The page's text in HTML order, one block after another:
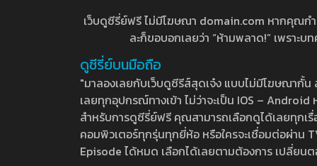
เว็บดูซีรี่ย์ฟรี ไม่มีโฆษณา domain.com หากคุณก
ละก็ขอบอกเลยว่า “ห้ามพลาด!” เพราะ
ดูซีรี่ย์บนมือถือ
"มาลองเลยกับเว็บดูซีรีส์สุดเจ๋ง แบบไม่มีโฆษณากั้
เลยทุกอุปกรณ์ทางเข้า ไม่ว่าจะเป็น IOS –
สำหรับการดูซีรี่ย์ฟรี คุณสามารถเลือกดูได้เลยทุกเ
คอมพิวเตอร์ทุกรุ่นทุกยี่ห้อ หรือใครจะเชื่อมต่อผ่าน
Episode ได้หมด เลือกได้เลยตามต้องการ เปลี่ยน